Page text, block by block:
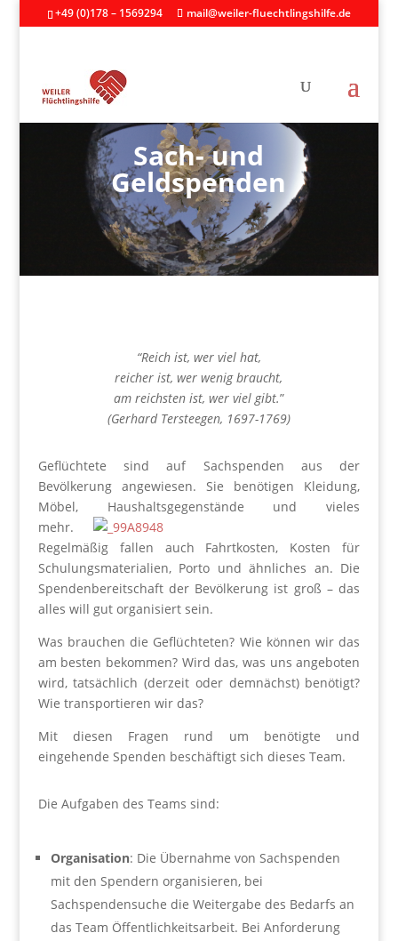
+49 (0)178 – 1569294 mail@weiler-fluechtlingshilfe.de
Sach- und
Geldspenden
“Reich ist, wer viel hat,
reicher ist, wer wenig braucht,
am reichsten ist, wer viel gibt.”
(Gerhard Tersteegen, 1697-1769)
Geflüchtete sind auf Sachspenden aus der
Bevölkerung angewiesen. Sie benötigen Kleidung,
Möbel, Haushaltsgegenstände und vieles
mehr.
Regelmäßig fallen auch Fahrtkosten, Kosten für
Schulungsmaterialien, Porto und ähnliches an. Die
Spendenbereitschaft der Bevölkerung ist groß – das
alles will gut organisiert sein.
Was brauchen die Geflüchteten? Wie können wir das
am besten bekommen? Wird das, was uns angeboten
wird, tatsächlich (derzeit oder demnächst) benötigt?
Wie transportieren wir das?
Mit diesen Fragen rund um benötigte und
eingehende Spenden beschäftigt sich dieses Team.
Die Aufgaben des Teams sind:
Organisation: Die Übernahme von Sachspenden
mit den Spendern organisieren, bei
Sachspendensuche die Weitergabe des Bedarfs an
das Team Öffentlichkeitsarbeit. Bei Anforderung